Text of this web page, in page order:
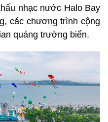
nhạc nước Halo Bay
các chương trình cộng
quảng trường biển.